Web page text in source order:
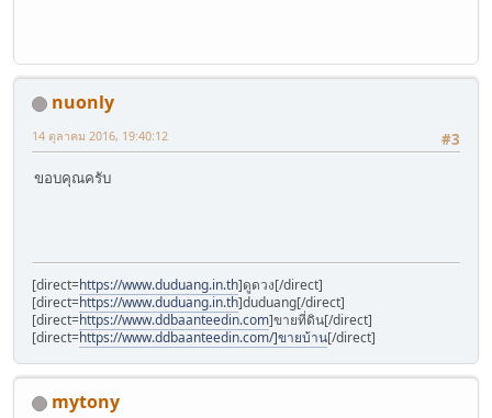
nuonly
#3
14 ตุลาคม 2016, 19:40:12
ขอบคุณครับ
[direct=https://www.duduang.in.th]ดูดวง[/direct]
[direct=https://www.duduang.in.th]duduang[/direct]
[direct=https://www.ddbaanteedin.com]ขายที่ดิน[/direct]
[direct=https://www.ddbaanteedin.com/]ขายบ้าน[/direct]
mytony